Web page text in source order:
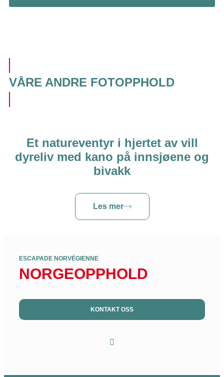
VÅRE ANDRE FOTOPPHOLD
Et natureventyr i hjertet av vill
dyreliv med kano på innsjøene og
bivakk
Les mer
ESCAPADE NORVÉGIENNE
NORGEOPPHOLD
KONTAKT OSS